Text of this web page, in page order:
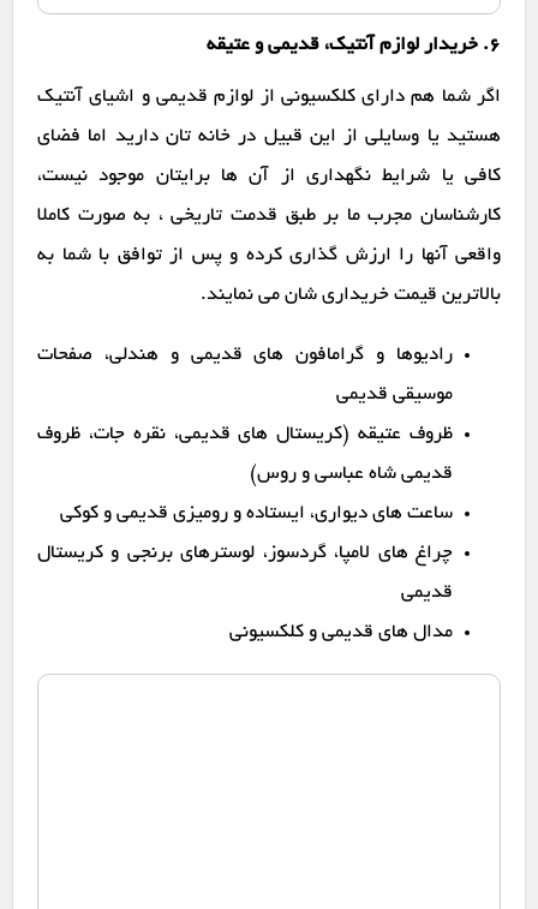
6. خریدار لوازم آنتیک، قدیمی و عتیقه
اگر شما هم دارای کلکسیونی از لوازم قدیمی و اشیای آنتیک
هستید یا وسایلی از این قبیل در خانه تان دارید اما فضای
کافی یا شرایط نگهداری از آن ها برایتان موجود نیست،
کارشناسان مجرب ما بر طبق قدمت تاریخی ، به صورت کاملا
واقعی آنها را ارزش گذاری کرده و پس از توافق با شما به
بالاترین قیمت خریداری شان می نمایند.
رادیوها و گرامافون های قدیمی و هندلی، صفحات
موسیقی قدیمی
ظروف عتیقه (کریستال های قدیمی، نقره جات، ظروف
قدیمی شاه عباسی و روس)
ساعت های دیواری، ایستاده و رومیزی قدیمی و کوکی
چراغ های لامپا، گردسوز، لوسترهای برنجی و کریستال
قدیمی
مدال های قدیمی و کلکسیونی